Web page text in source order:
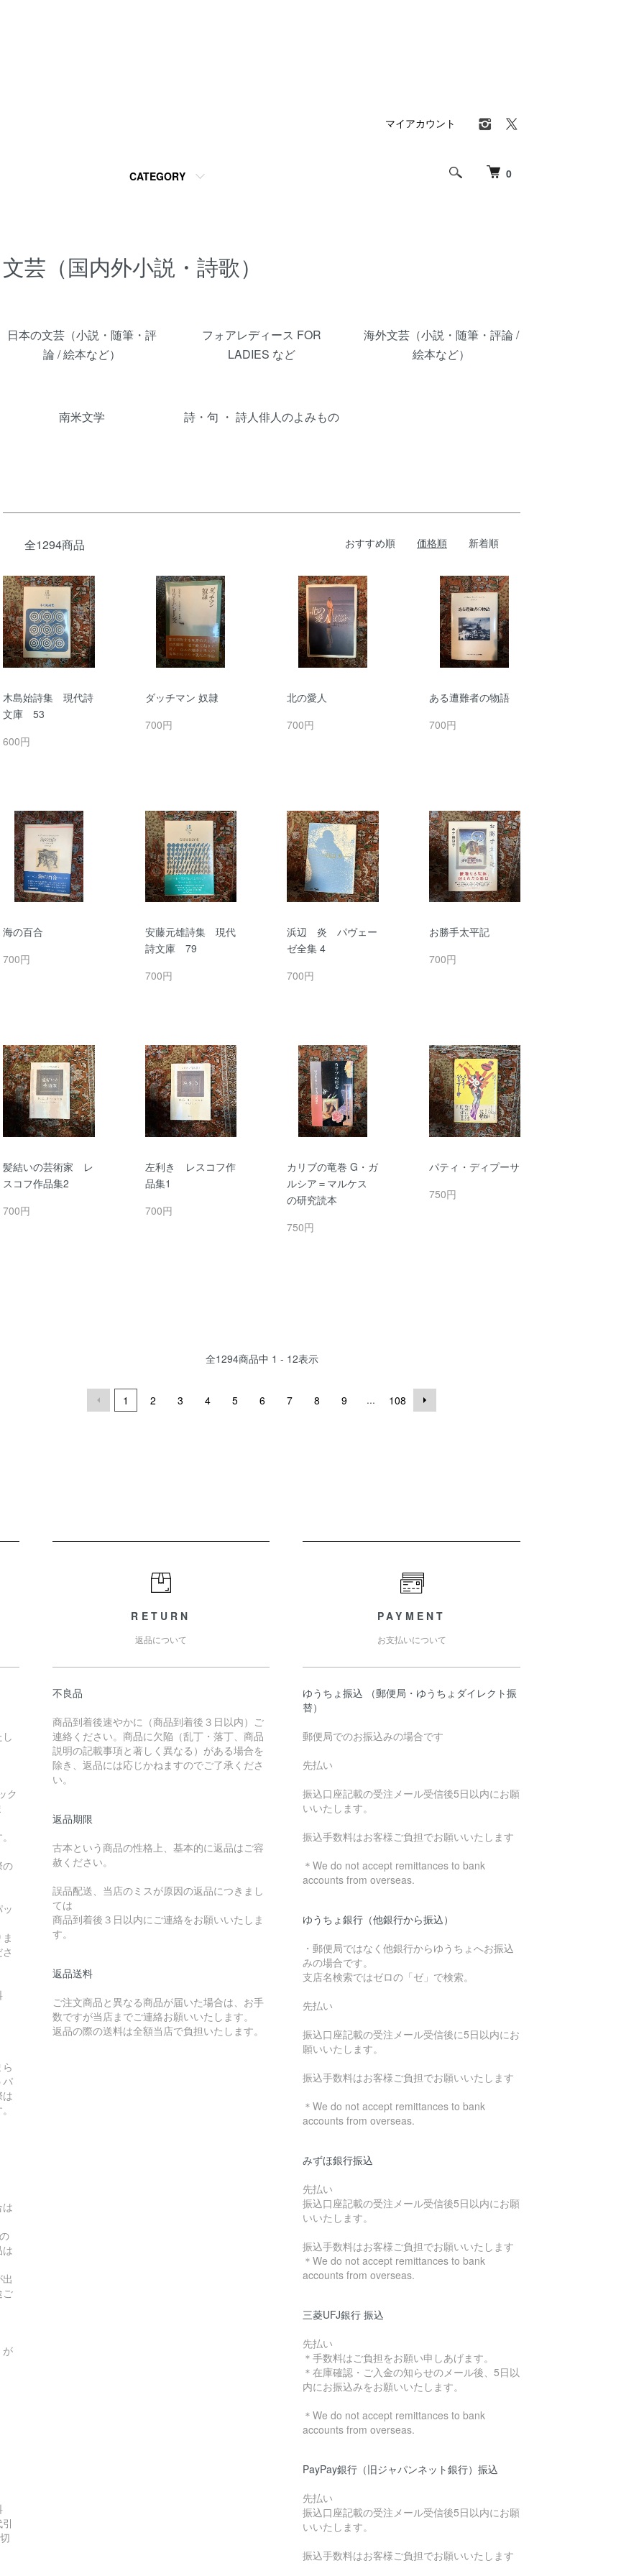
0
CATEGORY
マイアカウント
文芸（国内外小説・詩歌）
日本の文芸（小説・随筆・評
論 / 絵本など）
フォアレディース FOR
LADIES など
海外文芸（小説・随筆・評論 /
絵本など）
南米文学 詩・句 ・ 詩人俳人のよみもの
全1294商品 おすすめ順 価格順 新着順
木島始詩集 現代詩
文庫 53
600円
ダッチマン 奴隷
700円
北の愛人
700円
ある遭難者の物語
700円
海の百合
700円
安藤元雄詩集 現代
詩文庫 79
700円
浜辺 炎 パヴェー
ゼ全集 4
700円
お勝手太平記
700円
髪結いの芸術家 レ
スコフ作品集2
700円
左利き レスコフ作
品集1
700円
カリブの竜巻 G・ガ
ルシア＝マルケス
の研究読本
750円
パティ・ディプーサ
750円
全1294商品中 1 - 12表示
1 2 3 4 5 6 7 8 9 ... 108
ク
の
パ
ご
が
RETURN
返品について
不良品
商品到着後速やかに（商品到着後３日以内）ご
連絡ください。商品に欠陥（乱丁・落丁、商品
説明の記載事項と著しく異なる）がある場合を
除き、返品には応じかねますのでご了承くださ
い。
返品期限
古本という商品の性格上、基本的に返品はご容
赦ください。
誤品配送、当店のミスが原因の返品につきまし
ては
商品到着後３日以内にご連絡をお願いいたしま
す。
返品送料
ご注文商品と異なる商品が届いた場合は、お手
数ですが当店までご連絡お願いいたします。
返品の際の送料は全額当店で負担いたします。
PAYMENT
お支払いについて
ゆうちょ振込 （郵便局・ゆうちょダイレクト振
替）
郵便局でのお振込みの場合です
先払い
振込口座記載の受注メール受信後5日以内にお願
いいたします。
振込手数料はお客様ご負担でお願いいたします
＊We do not accept remittances to bank
accounts from overseas.
ゆうちょ銀行（他銀行から振込）
・郵便局ではなく他銀行からゆうちょへお振込
みの場合です。
支店名検索ではゼロの「ゼ」で検索。
先払い
振込口座記載の受注メール受信後に5日以内にお
願いいたします。
振込手数料はお客様ご負担でお願いいたします
＊We do not accept remittances to bank
accounts from overseas.
みずほ銀行振込
先払い
振込口座記載の受注メール受信後5日以内にお願
いいたします。
振込手数料はお客様ご負担でお願いいたします
＊We do not accept remittances to bank
accounts from overseas.
三菱UFJ銀行 振込
先払い
＊手数料はご負担をお願い申しあげます。
＊在庫確認・ご入金の知らせのメール後、5日以
内にお振込みをお願いいたします。
＊We do not accept remittances to bank
accounts from overseas.
PayPay銀行（旧ジャパンネット銀行）振込
先払い
振込口座記載の受注メール受信後5日以内にお願
いいたします。
振込手数料はお客様ご負担でお願いいたします